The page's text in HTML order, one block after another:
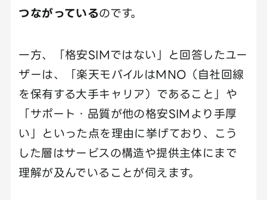
つながっているのです。
一方、「格安SIMではない」と回答したユー
ザーは、「楽天モバイルはMNO（自社回線
を保有する大手キャリア）であること」や
「サポート・品質が他の格安SIMより手厚
い」といった点を理由に挙げており、こう
した層はサービスの構造や提供主体にまで
理解が及んでいることが伺えます。